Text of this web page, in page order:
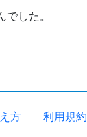
した。
方 利用規約